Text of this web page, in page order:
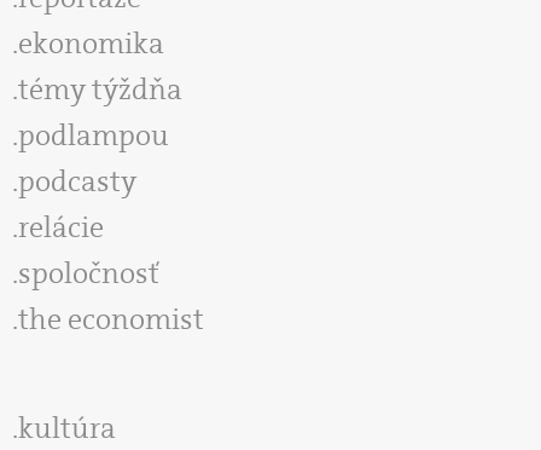
ekonomika
témy týždňa
podlampou
podcasty
relácie
spoločnosť
the economist
kultúra